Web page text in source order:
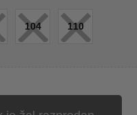
104
× 110
×